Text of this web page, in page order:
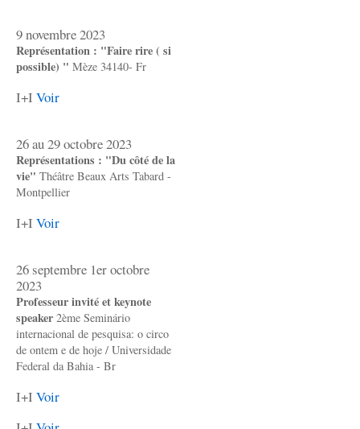
9 novembre 2023
Représentation : "Faire rire ( si
possible) " Mèze 34140- Fr
I+I Voir
26 au 29 octobre 2023
Représentations : "Du côté de la
vie" Théâtre Beaux Arts Tabard -
Montpellier
I+I Voir
26 septembre 1er octobre
2023
Professeur invité et keynote
speaker 2ème Seminário
internacional de pesquisa: o circo
de ontem e de hoje / Universidade
Federal da Bahia - Br
I+I Voir